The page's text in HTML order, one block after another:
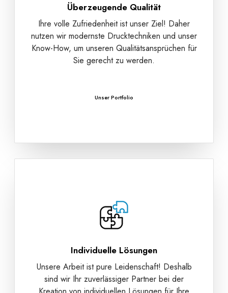
Überzeugende Qualität
Ihre volle Zufriedenheit ist unser Ziel! Daher
nutzen wir modernste Drucktechniken und unser
Know-How, um unseren Qualitätsansprüchen für
Sie gerecht zu werden.
Unser Portfolio
Individuelle Lösungen
Unsere Arbeit ist pure Leidenschaft! Deshalb
sind wir Ihr zuverlässiger Partner bei der